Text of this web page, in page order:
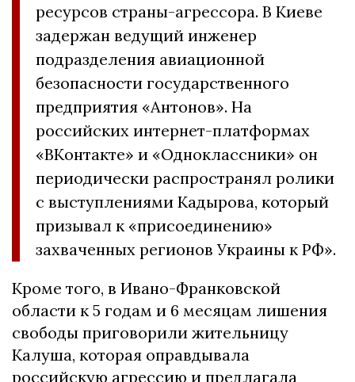
ресурсов страны-агрессора. В Киеве
задержан ведущий инженер
подразделения авиационной
безопасности государственного
предприятия «Антонов». На
российских интернет-платформах
«ВКонтакте» и «Одноклассники» он
периодически распространял ролики
с выступлениями Кадырова, который
призывал к «присоединению»
захваченных регионов Украины к РФ».
Кроме того, в Ивано-Франковской
области к 5 годам и 6 месяцам лишения
свободы приговорили жительницу
Калуша, которая оправдывала
российскую агрессию и предлагала